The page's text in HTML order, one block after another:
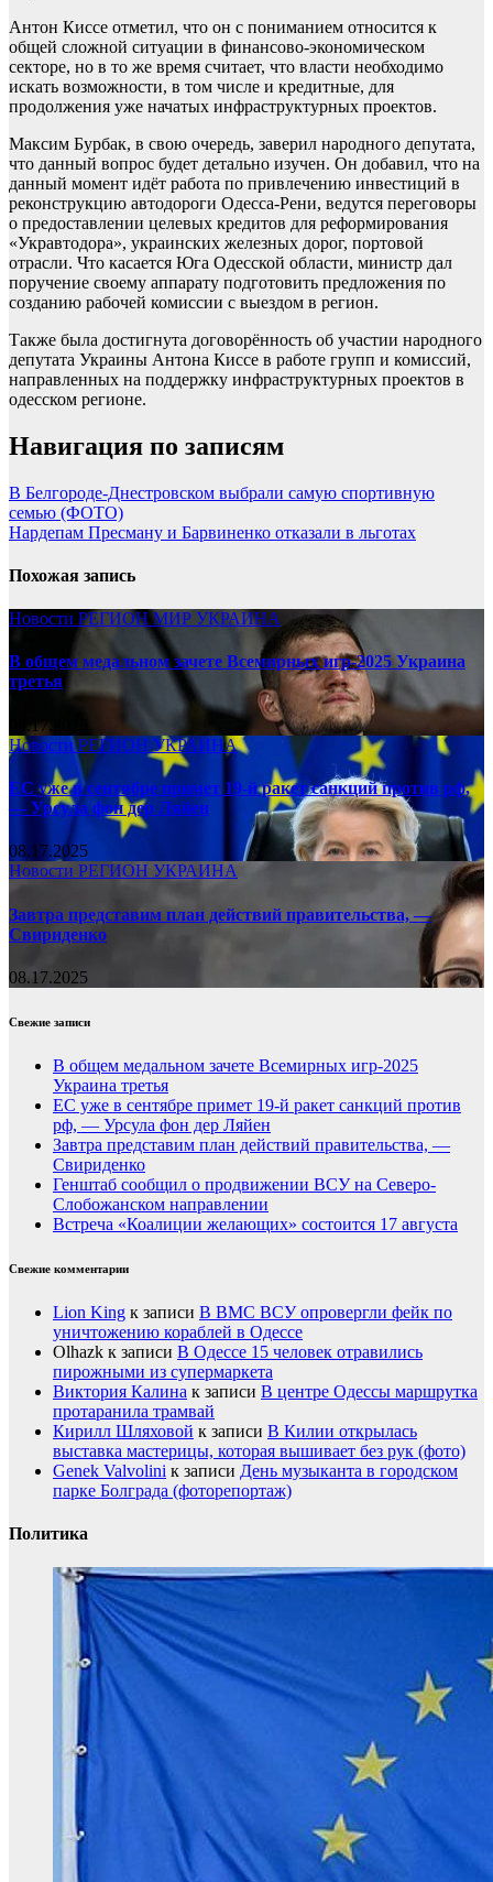
Антон Киссе отметил, что он с пониманием относится к
общей сложной ситуации в финансово-экономическом
секторе, но в то же время считает, что власти необходимо
искать возможности, в том числе и кредитные, для
продолжения уже начатых инфраструктурных проектов.
Максим Бурбак, в свою очередь, заверил народного депутата,
что данный вопрос будет детально изучен. Он добавил, что на
данный момент идёт работа по привлечению инвестиций в
реконструкцию автодороги Одесса-Рени, ведутся переговоры
о предоставлении целевых кредитов для реформирования
«Укравтодора», украинских железных дорог, портовой
отрасли. Что касается Юга Одесской области, министр дал
поручение своему аппарату подготовить предложения по
созданию рабочей комиссии с выездом в регион.
Также была достигнута договорённость об участии народного
депутата Украины Антона Киссе в работе групп и комиссий,
направленных на поддержку инфраструктурных проектов в
одесском регионе.
Навигация по записям
В Белгороде-Днестровском выбрали самую спортивную
семью (ФОТО)
Нардепам Пресману и Барвиненко отказали в льготах
Похожая запись
Новости РЕГИОНМИР УКРАИНА
В общем медальном зачете Всемирных игр-2025 Украина
третья
08.17.2025
НовостиРЕГИОНУКРАИНА
ЕС уже в сентябре примет 19-й ракет санкций против рф,
— Урсула фон дер Ляйен
08.17.2025
Новости РЕГИОН УКРАИНА
Завтра представим план действий правительства, —
Свириденко
08.17.2025
Свежие записи
В общем медальном зачете Всемирных игр-2025
Украина третья
ЕС уже в сентябре примет 19-й ракет санкций против
рф, — Урсула фон дер Ляйен
Завтра представим план действий правительства, —
Свириденко
Генштаб сообщил о продвижении ВСУ на Северо-
Слобожанском направлении
Встреча «Коалиции желающих» состоится 17 августа
Свежие комментарии
Lion King к записи В ВМС ВСУ опровергли фейк по
уничтожению кораблей в Одессе
Olhazk к записи В Одессе 15 человек отравились
пирожными из супермаркета
Виктория Калина к записи В центре Одессы маршрутка
протаранила трамвай
Кирилл Шляховой к записи В Килии открылась
выставка мастерицы, которая вышивает без рук (фото)
Genek Valvolini к записи День музыканта в городском
парке Болграда (фоторепортаж)
Политика